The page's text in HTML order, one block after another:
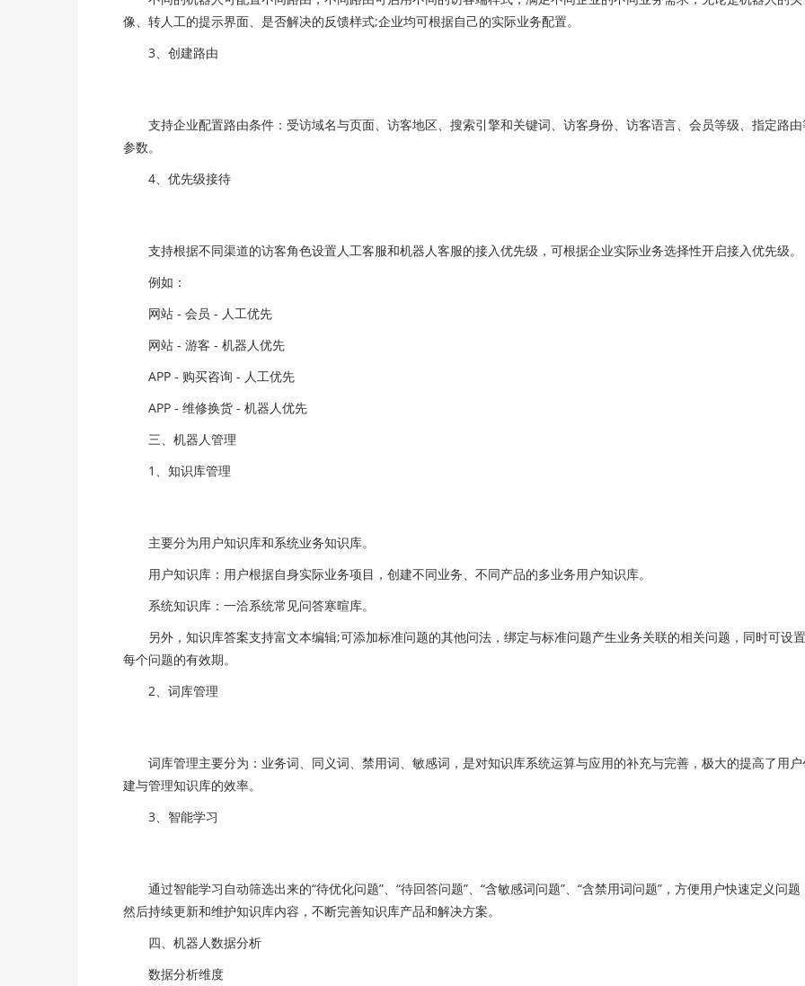
像、转人工的提示界面、是否解决的反馈样式;企业均可根据自己的实际业务配置。
3、创建路由
支持企业配置路由条件：受访域名与页面、访客地区、搜索引擎和关键词、访客身份、访客语言、会员等级、指定路由
参数。
4、优先级接待
支持根据不同渠道的访客角色设置人工客服和机器人客服的接入优先级，可根据企业实际业务选择性开启接入优先级。
例如：
网站 - 会员 - 人工优先
网站 - 游客 - 机器人优先
APP - 购买咨询 - 人工优先
APP - 维修换货 - 机器人优先
三、机器人管理
1、知识库管理
主要分为用户知识库和系统业务知识库。
用户知识库：用户根据自身实际业务项目，创建不同业务、不同产品的多业务用户知识库。
系统知识库：一洽系统常见问答寒暄库。
另外，知识库答案支持富文本编辑;可添加标准问题的其他问法，绑定与标准问题产生业务关联的相关问题，同时可设置
每个问题的有效期。
2、词库管理
词库管理主要分为：业务词、同义词、禁用词、敏感词，是对知识库系统运算与应用的补充与完善，极大的提高了用户
建与管理知识库的效率。
3、智能学习
通过智能学习自动筛选出来的“待优化问题”、“待回答问题”、“含敏感词问题”、“含禁用词问题”，方便用户快速定义问题
然后持续更新和维护知识库内容，不断完善知识库产品和解决方案。
四、机器人数据分析
数据分析维度